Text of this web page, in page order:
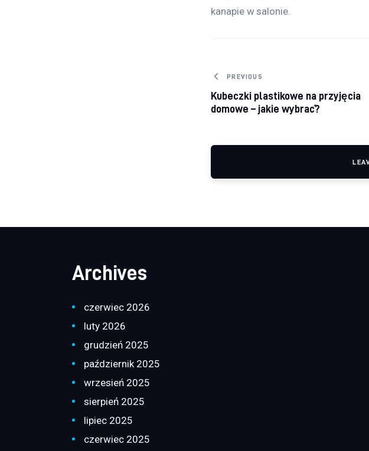
kanapie w salonie.
Nawigacja wpisu
PREVIOUS
Kubeczki plastikowe na przyjęcia
domowe – jakie wybrać?
Archives
czerwiec 2026
luty 2026
grudzień 2025
październik 2025
wrzesień 2025
sierpień 2025
lipiec 2025
czerwiec 2025